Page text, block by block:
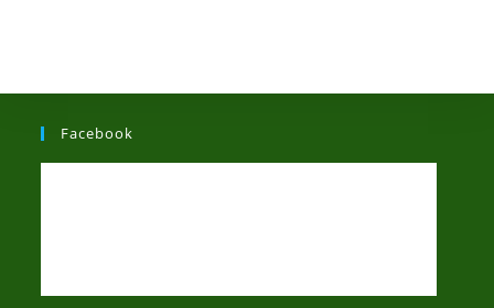
Facebook